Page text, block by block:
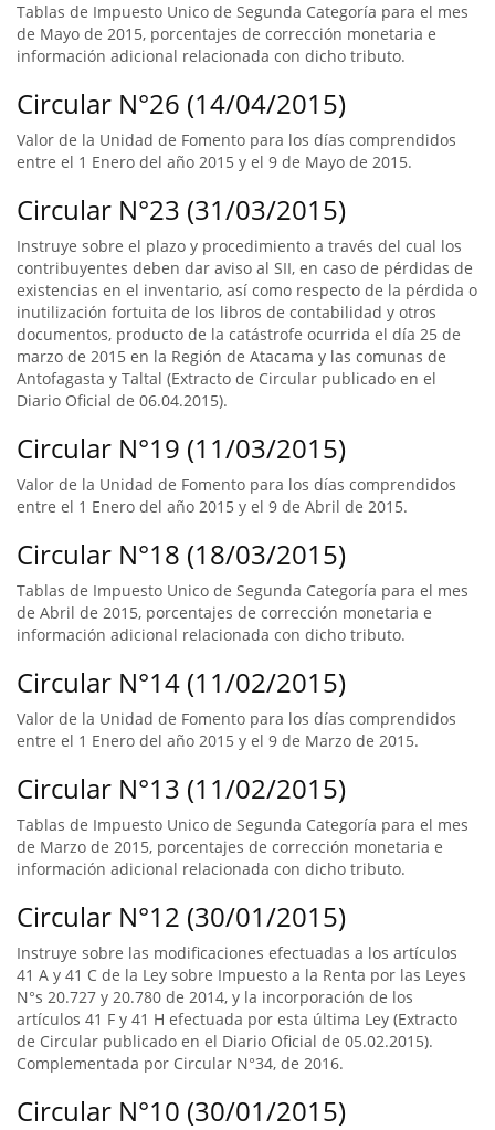
Tablas de Impuesto Unico de Segunda Categoría para el mes
de Mayo de 2015, porcentajes de corrección monetaria e
información adicional relacionada con dicho tributo.
Circular N°26 (14/04/2015)
Valor de la Unidad de Fomento para los días comprendidos
entre el 1 Enero del año 2015 y el 9 de Mayo de 2015.
Circular N°23 (31/03/2015)
Instruye sobre el plazo y procedimiento a través del cual los
contribuyentes deben dar aviso al SII, en caso de pérdidas de
existencias en el inventario, así como respecto de la pérdida o
inutilización fortuita de los libros de contabilidad y otros
documentos, producto de la catástrofe ocurrida el día 25 de
marzo de 2015 en la Región de Atacama y las comunas de
Antofagasta y Taltal (Extracto de Circular publicado en el
Diario Oficial de 06.04.2015).
Circular N°19 (11/03/2015)
Valor de la Unidad de Fomento para los días comprendidos
entre el 1 Enero del año 2015 y el 9 de Abril de 2015.
Circular N°18 (18/03/2015)
Tablas de Impuesto Unico de Segunda Categoría para el mes
de Abril de 2015, porcentajes de corrección monetaria e
información adicional relacionada con dicho tributo.
Circular N°14 (11/02/2015)
Valor de la Unidad de Fomento para los días comprendidos
entre el 1 Enero del año 2015 y el 9 de Marzo de 2015.
Circular N°13 (11/02/2015)
Tablas de Impuesto Unico de Segunda Categoría para el mes
de Marzo de 2015, porcentajes de corrección monetaria e
información adicional relacionada con dicho tributo.
Circular N°12 (30/01/2015)
Instruye sobre las modificaciones efectuadas a los artículos
41 A y 41 C de la Ley sobre Impuesto a la Renta por las Leyes
N°s 20.727 y 20.780 de 2014, y la incorporación de los
artículos 41 F y 41 H efectuada por esta última Ley (Extracto
de Circular publicado en el Diario Oficial de 05.02.2015).
Complementada por Circular N°34, de 2016.
Circular N°10 (30/01/2015)